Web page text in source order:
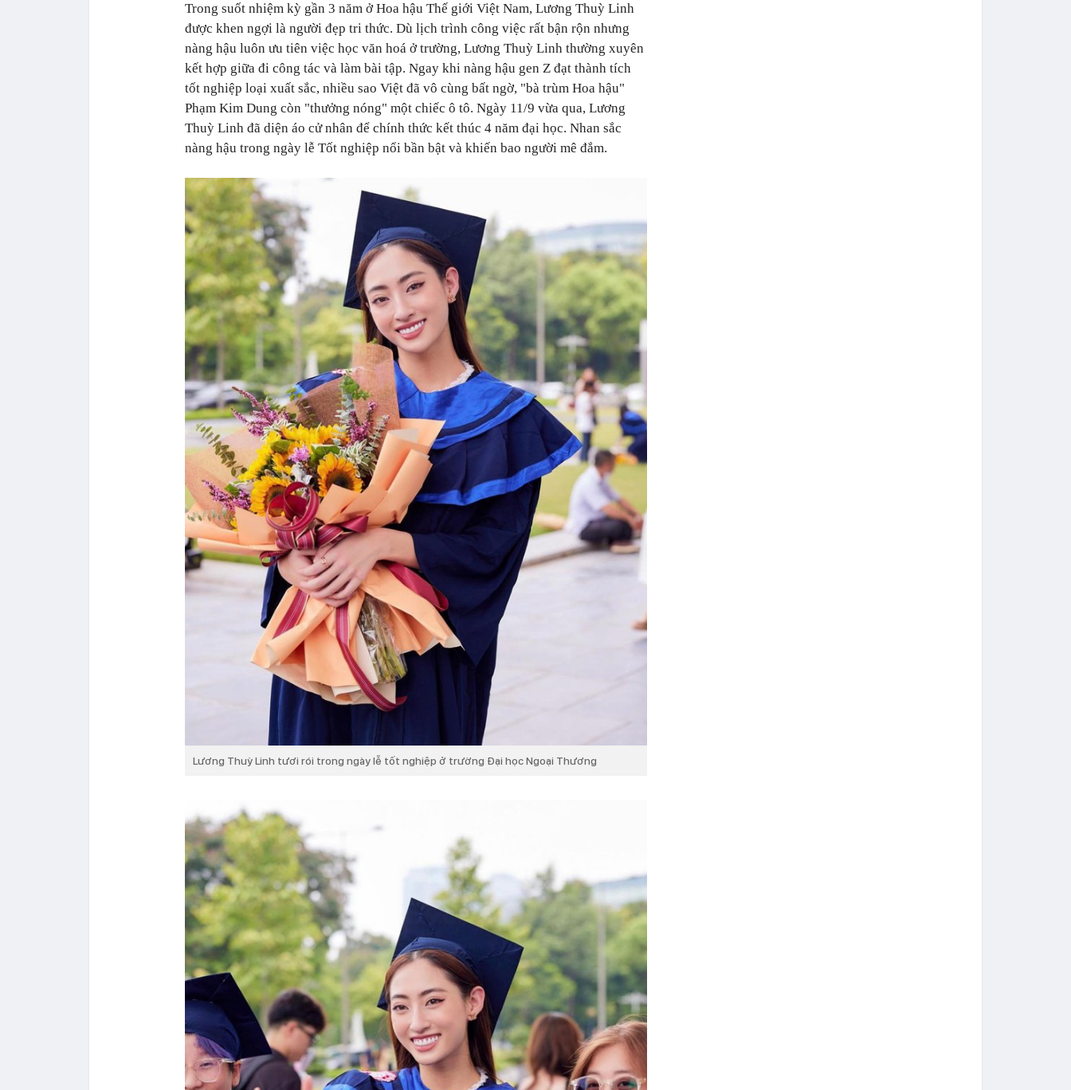
Trong suốt nhiệm kỳ gần 3 năm ở Hoa hậu Thế giới Việt Nam, Lương Thuỳ Linh
được khen ngợi là người đẹp tri thức. Dù lịch trình công việc rất bận rộn nhưng
nàng hậu luôn ưu tiên việc học văn hoá ở trường, Lương Thuỳ Linh thường xuyên
kết hợp giữa đi công tác và làm bài tập. Ngay khi nàng hậu gen Z đạt thành tích
tốt nghiệp loại xuất sắc, nhiều sao Việt đã vô cùng bất ngờ, "bà trùm Hoa hậu"
Phạm Kim Dung còn "thưởng nóng" một chiếc ô tô. Ngày 11/9 vừa qua, Lương
Thuỳ Linh đã diện áo cử nhân để chính thức kết thúc 4 năm đại học. Nhan sắc
nàng hậu trong ngày lễ Tốt nghiệp nổi bần bật và khiến bao người mê đắm.
Lương Thuỳ Linh tươi rói trong ngày lễ tốt nghiệp ở trường Đại học Ngoại Thương